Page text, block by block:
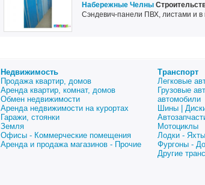
Набережные Челны
Сэндевич-панели ПВХ, листами и в
Недвижимость
Продажа квартир, домов
Аренда квартир, комнат, домов
Обмен недвижимости
Аренда недвижимости на курортах
Гаражи, стоянки
Земля
Офисы - Коммерческие помещения
Аренда и продажа магазинов - Прочие
Транспорт
Легковые
Грузовые
автомобили
Шины |
Мотоциклы
Лодки - Яхты
Фургоны -
Другие